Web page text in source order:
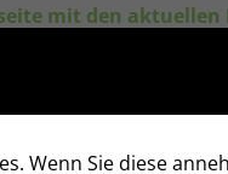
mit den
Nutzung unserer
Wenn Sie diese